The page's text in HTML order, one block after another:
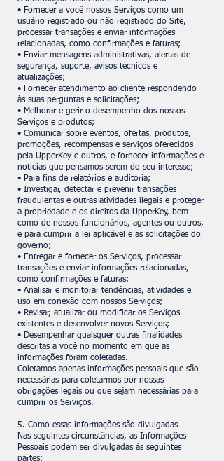
• Fornecer a você nossos Serviços como um
usuário registrado ou não registrado do Site,
processar transações e enviar informações
relacionadas, como confirmações e faturas;
• Enviar mensagens administrativas, alertas de
segurança, suporte, avisos técnicos e
atualizações;
• Fornecer atendimento ao cliente respondendo
às suas perguntas e solicitações;
• Melhorar e gerir o desempenho dos nossos
Serviços e produtos;
• Comunicar sobre eventos, ofertas, produtos,
promoções, recompensas e serviços oferecidos
pela UpperKey e outros, e fornecer informações e
notícias que pensamos serem do seu interesse;
• Para fins de relatórios e auditoria;
• Investigar, detectar e prevenir transações
fraudulentas e outras atividades ilegais e proteger
a propriedade e os direitos da UpperKey, bem
como de nossos funcionários, agentes ou outros,
e para cumprir a lei aplicável e as solicitações do
governo;
• Entregar e fornecer os Serviços, processar
transações e enviar informações relacionadas,
como confirmações e faturas;
• Analisar e monitorar tendências, atividades e
uso em conexão com nossos Serviços;
• Revisar, atualizar ou modificar os Serviços
existentes e desenvolver novos Serviços;
• Desempenhar quaisquer outras finalidades
descritas a você no momento em que as
informações foram coletadas.
Coletamos apenas informações pessoais que são
necessárias para coletarmos por nossas
obrigações legais ou que sejam necessárias para
cumprir os Serviços.
5. Como essas informações são divulgadas
Nas seguintes circunstâncias, as Informações
Pessoais podem ser divulgadas às seguintes
partes: